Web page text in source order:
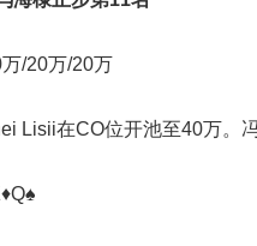
/20万/20万
Lisii在CO位开池至40万。